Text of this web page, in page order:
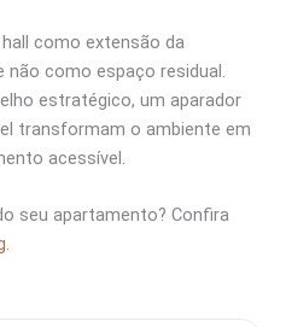
como extensão da
como espaço residual.
estratégico, um aparador
transformam o ambiente em
acessível.
seu apartamento? Confira
.